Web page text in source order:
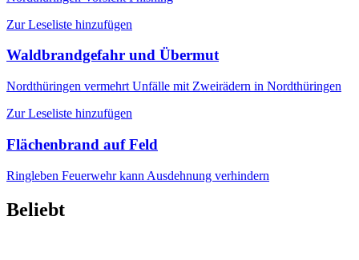
Zur Leseliste hinzufügen
Waldbrandgefahr und Übermut
Nordthüringen vermehrt Unfälle mit Zweirädern in Nordthüringen
Zur Leseliste hinzufügen
Flächenbrand auf Feld
Ringleben Feuerwehr kann Ausdehnung verhindern
Beliebt